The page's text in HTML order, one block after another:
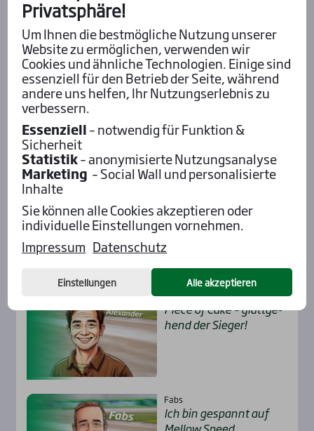
3 4 5
10
11 12 13 14 15
16
17
18 19 20 21 22
23
24
25 26 27 28 29
30
31
1
Insi­der-Stim­men
She’s a Win­ner ist bereit
für Eng­hien!
Alexander
Pie­ce of Cake – glatt­ge­
hend der Sie­ger!
Fabs
Ich bin gespannt auf
Privatsphäre!
Um Ihnen die bestmögliche Nutzung unserer
Website zu ermöglichen, verwenden wir
Cookies und ähnliche Technologien. Einige sind
essenziell für den Betrieb der Seite, während
andere uns helfen, Ihr Nutzungserlebnis zu
verbessern.
Essenziell– notwendig für Funktion &
Sicherheit
Statistik– anonymisierte Nutzungsanalyse
Marketing – Social Wall und personalisierte
Inhalte
Sie können alle Cookies akzeptieren oder
individuelle Einstellungen vornehmen.
Impressum Datenschutz
Einstellungen Alle akzeptieren